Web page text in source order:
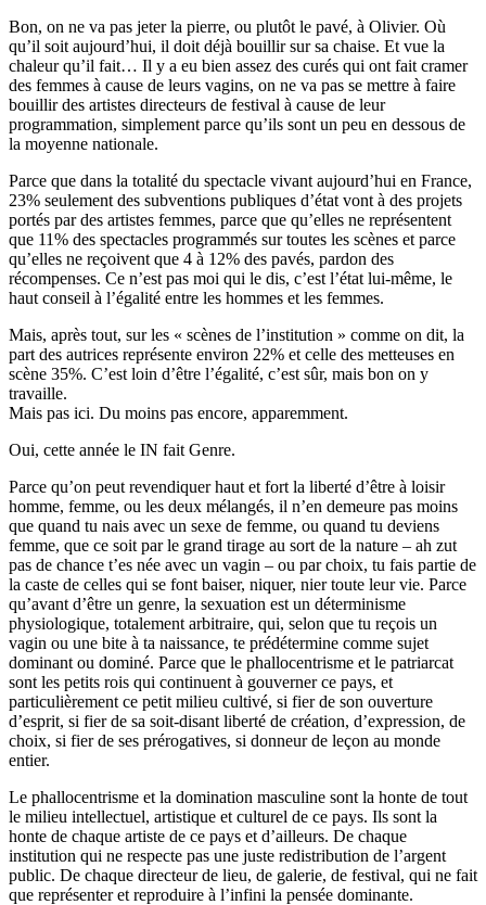
Bon, on ne va pas jeter la pierre, ou plutôt le pavé, à Olivier. Où
qu’il soit aujourd’hui, il doit déjà bouillir sur sa chaise. Et vue la
chaleur qu’il fait… Il y a eu bien assez des curés qui ont fait cramer
des femmes à cause de leurs vagins, on ne va pas se mettre à faire
bouillir des artistes directeurs de festival à cause de leur
programmation, simplement parce qu’ils sont un peu en dessous de
la moyenne nationale.
Parce que dans la totalité du spectacle vivant aujourd’hui en France,
23% seulement des subventions publiques d’état vont à des projets
portés par des artistes femmes, parce que qu’elles ne représentent
que 11% des spectacles programmés sur toutes les scènes et parce
qu’elles ne reçoivent que 4 à 12% des pavés, pardon des
récompenses. Ce n’est pas moi qui le dis, c’est l’état lui-même, le
haut conseil à l’égalité entre les hommes et les femmes.
Mais, après tout, sur les « scènes de l’institution » comme on dit, la
part des autrices représente environ 22% et celle des metteuses en
scène 35%. C’est loin d’être l’égalité, c’est sûr, mais bon on y
travaille.
Mais pas ici. Du moins pas encore, apparemment.
Oui, cette année le IN fait Genre.
Parce qu’on peut revendiquer haut et fort la liberté d’être à loisir
homme, femme, ou les deux mélangés, il n’en demeure pas moins
que quand tu nais avec un sexe de femme, ou quand tu deviens
femme, que ce soit par le grand tirage au sort de la nature – ah zut
pas de chance t’es née avec un vagin – ou par choix, tu fais partie de
la caste de celles qui se font baiser, niquer, nier toute leur vie. Parce
qu’avant d’être un genre, la sexuation est un déterminisme
physiologique, totalement arbitraire, qui, selon que tu reçois un
vagin ou une bite à ta naissance, te prédétermine comme sujet
dominant ou dominé. Parce que le phallocentrisme et le patriarcat
sont les petits rois qui continuent à gouverner ce pays, et
particulièrement ce petit milieu cultivé, si fier de son ouverture
d’esprit, si fier de sa soit-disant liberté de création, d’expression, de
choix, si fier de ses prérogatives, si donneur de leçon au monde
entier.
Le phallocentrisme et la domination masculine sont la honte de tout
le milieu intellectuel, artistique et culturel de ce pays. Ils sont la
honte de chaque artiste de ce pays et d’ailleurs. De chaque
institution qui ne respecte pas une juste redistribution de l’argent
public. De chaque directeur de lieu, de galerie, de festival, qui ne fait
que représenter et reproduire à l’infini la pensée dominante.